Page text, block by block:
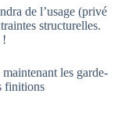
de l’usage (privé
structurelles.
!
maintenant les garde-
finitions